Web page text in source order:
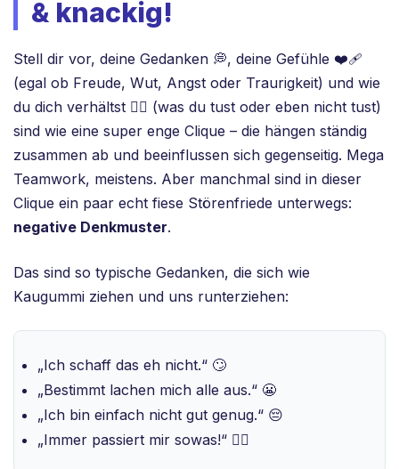
& knackig!
Stell dir vor, deine Gedanken 💭, deine Gefühle ❤️‍🩹
(egal ob Freude, Wut, Angst oder Traurigkeit) und wie
du dich verhältst 🏃‍♀️ (was du tust oder eben nicht tust)
sind wie eine super enge Clique – die hängen ständig
zusammen ab und beeinflussen sich gegenseitig. Mega
Teamwork, meistens. Aber manchmal sind in dieser
Clique ein paar echt fiese Störenfriede unterwegs:
negative Denkmuster.
Das sind so typische Gedanken, die sich wie
Kaugummi ziehen und uns runterziehen:
„Ich schaff das eh nicht.“ 🙄
„Bestimmt lachen mich alle aus.“ 😬
„Ich bin einfach nicht gut genug.“ 😔
„Immer passiert mir sowas!“ 🤦‍♀️